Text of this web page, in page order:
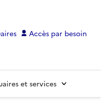
Accès par besoin
et services